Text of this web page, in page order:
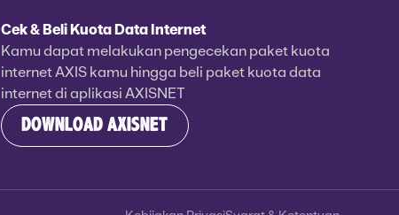
Cek & Beli Kuota Data Internet
Kamu dapat melakukan pengecekan paket kuota
internet AXIS kamu hingga beli paket kuota data
internet di aplikasi AXISNET
DOWNLOAD AXISNET